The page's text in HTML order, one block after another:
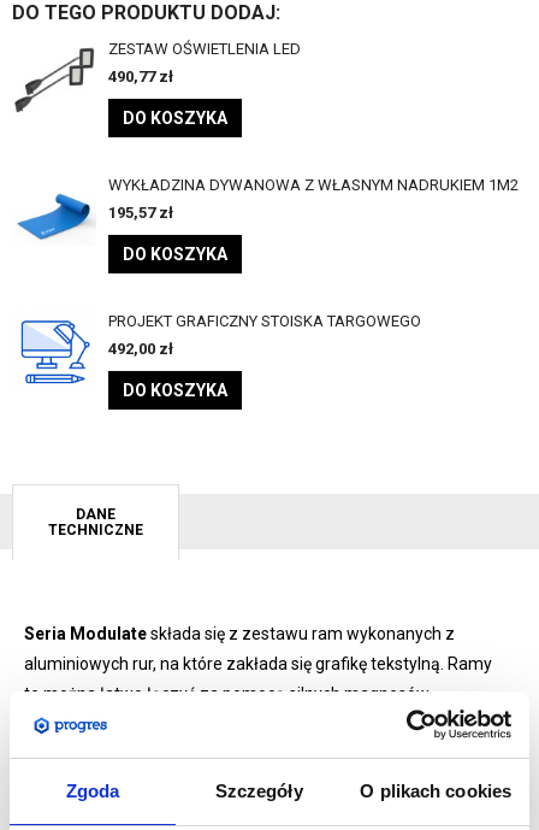
Zgoda Szczegóły O plikach cookies
DO TEGO PRODUKTU DODAJ:
ZESTAW OŚWIETLENIA LED
490,77 zł
DO KOSZYKA
WYKŁADZINA DYWANOWA Z WŁASNYM NADRUKIEM 1M2
195,57 zł
DO KOSZYKA
PROJEKT GRAFICZNY STOISKA TARGOWEGO
492,00 zł
DO KOSZYKA
DANE
TECHNICZNE
Seria Modulateskłada się z zestawu ram wykonanych z
aluminiowych rur, na które zakłada się grafikę tekstylną. Ramy
te można łatwo łączyć za pomocą silnych magnesów
umieszczonych wewnątrz każdej konstrukcji.
System
MagLink, dzięki silnym magnesom pracującym w promieniu
360°, sprawia, że ramy Modulate łączy się ze sobą w bardzo